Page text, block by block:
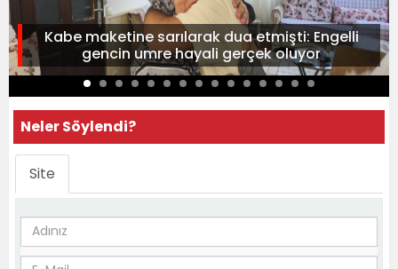
Kabe maketine sarılarak dua etmişti: Engelli
gencin umre hayali gerçek oluyor
Neler Söylendi?
Site